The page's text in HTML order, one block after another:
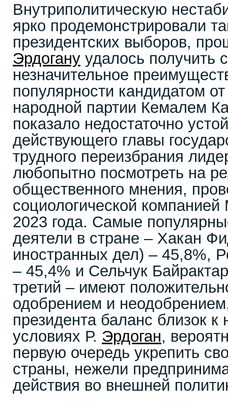
Внутриполитическую
ярко продемонстрировали
президентских выборов,
Эрдогану удалось получить
незначительное
популярности кандидатом
народной партии Кемалем
показало недостаточно
действующего главы
трудного переизбрания
любопытно посмотреть на
общественного мнения,
социологической
2023 года. Самые
деятели в стране – Хакан
иностранных дел) – 45,8%,
– 45,4% и Сельчук
третий – имеют
одобрением и
президента баланс близок к
условиях Р. Эрдоган,
первую очередь укрепить
страны, нежели
действия во внешней